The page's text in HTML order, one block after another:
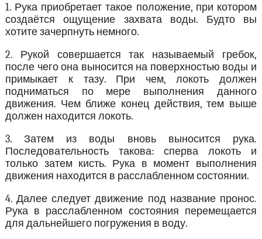
1. Рука приобретает такое положение, при котором
создаётся ощущение захвата воды. Будто вы
хотите зачерпнуть немного.
2. Рукой совершается так называемый гребок,
после чего она выносится на поверхностью воды и
примыкает к тазу. При чем, локоть должен
подниматься по мере выполнения данного
движения. Чем ближе конец действия, тем выше
должен находится локоть.
3. Затем из воды вновь выносится рука.
Последовательность такова: сперва локоть и
только затем кисть. Рука в момент выполнения
движения находится в расслабленном состоянии.
4. Далее следует движение под название пронос.
Рука в расслабленном состояния перемещается
для дальнейшего погружения в воду.